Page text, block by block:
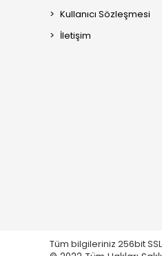
Kullanıcı Sözleşmesi
İletişim
Tüm bilgileriniz 256bit